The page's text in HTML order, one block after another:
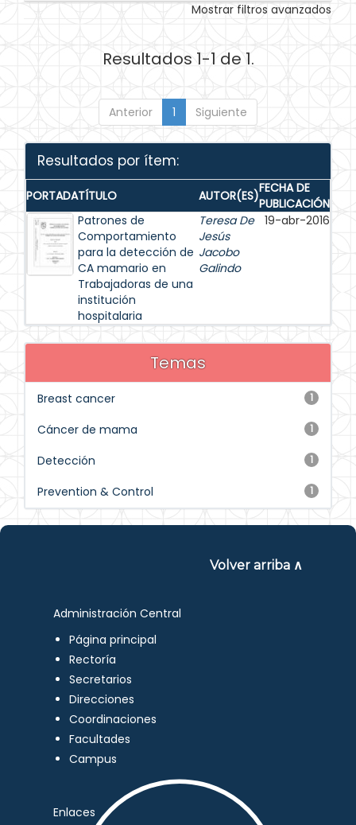
Mostrar filtros avanzados
Resultados 1-1 de 1.
Anterior 1 Siguiente
Resultados por ítem:
PORTADATÍTULO AUTOR(ES)FECHA DE
PUBLICACIÓN
Patrones de
Comportamiento
para la detección de
CA mamario en
Trabajadoras de una
institución
hospitalaria
Teresa De
Jesús
Jacobo
Galindo
19-abr-2016
Temas
1
Breast cancer
1
Cáncer de mama
1
Detección
1
Prevention & Control
Volver arriba ∧
Administración Central
Página principal
Rectoría
Secretarios
Direcciones
Coordinaciones
Facultades
Campus
Enlaces